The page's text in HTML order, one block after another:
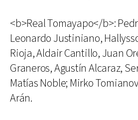
<b>Real Tomayapo</b>:
Leonardo Justiniano,
Rioja, Aldair Cantillo, Juan
Graneros, Agustín Alcaraz,
Matías Noble; Mirko
Arán.